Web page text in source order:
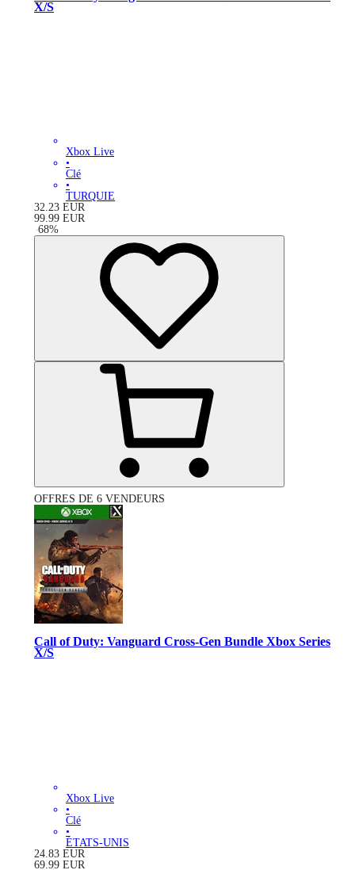
X/S
Xbox Live
•
Clé
•
TURQUIE
32.23 EUR
99.99 EUR
-68%
OFFRES DE 6 VENDEURS
Call of Duty: Vanguard Cross-Gen Bundle Xbox Series
X/S
Xbox Live
•
Clé
•
ÉTATS-UNIS
24.83 EUR
69.99 EUR